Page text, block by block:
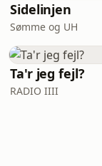
Sidelinjen
Sømme og UH
Ta'r jeg fejl?
RADIO IIII